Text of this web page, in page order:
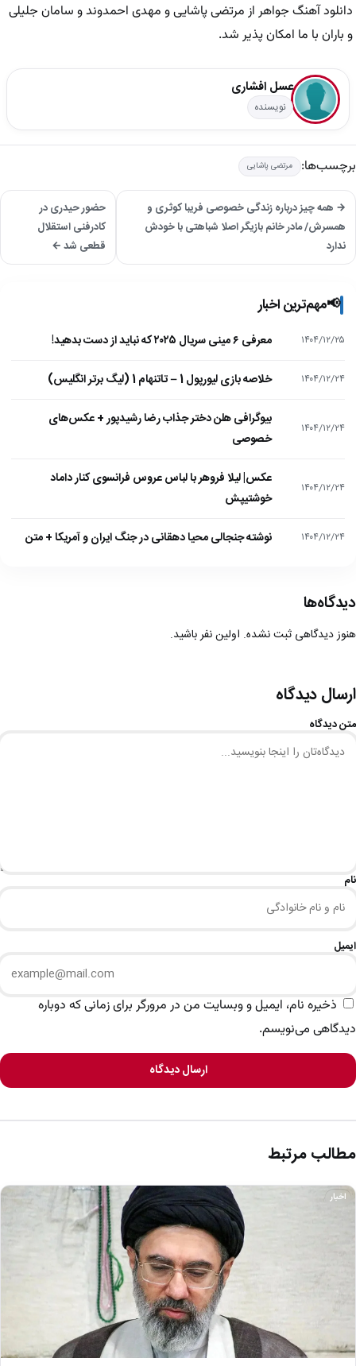
دانلود آهنگ جواهر از مرتضی پاشایی و مهدی احمدوند و سامان جلیلی
و باران با ما امکان پذیر شد.
عسل افشاری
نویسنده
برچسب‌ها: مرتضی پاشایی
→ همه چیز درباره زندگی خصوصی فریبا کوثری و
همسرش/ مادر خانم بازیگر اصلا شباهتی با خودش
ندارد
حضور حیدری در
کادرفنی استقلال
قطعی شد ←
📢مهم‌ترین اخبار
۱۴۰۴/۱۲/۲۵ معرفی ۶ مینی سریال ۲۰۲۵ که نباید از دست بدهید!
۱۴۰۴/۱۲/۲۴ خلاصه بازی لیورپول 1 – تاتنهام 1 (لیگ برتر انگلیس)
۱۴۰۴/۱۲/۲۴
بیوگرافی هلن دختر جذاب رضا رشیدپور + عکس‌های
خصوصی
۱۴۰۴/۱۲/۲۴
عکس| لیلا فروهر با لباس عروس فرانسوی کنار داماد
خوشتیپش
۱۴۰۴/۱۲/۲۴ نوشته جنجالی محیا دهقانی در جنگ ایران و آمریکا + متن
دیدگاه‌ها
هنوز دیدگاهی ثبت نشده. اولین نفر باشید.
ارسال دیدگاه
متن دیدگاه
نام
ایمیل
ذخیره نام، ایمیل و وبسایت من در مرورگر برای زمانی که دوباره
دیدگاهی می‌نویسم.
ارسال دیدگاه
مطالب مرتبط
اخبار